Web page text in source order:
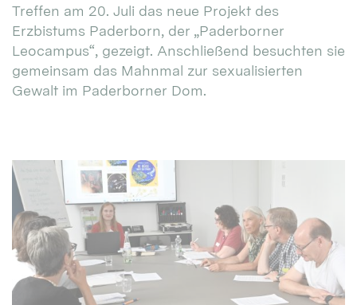
Treffen am 20. Juli das neue Projekt des
Erzbistums Paderborn, der „Paderborner
Leocampus“, gezeigt. Anschließend besuchten sie
gemeinsam das Mahnmal zur sexualisierten
Gewalt im Paderborner Dom.